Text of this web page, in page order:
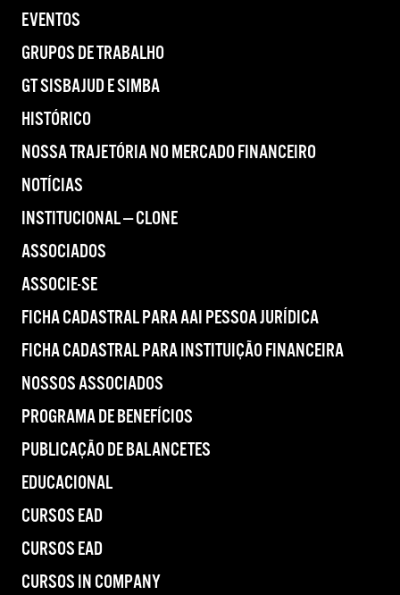
EVENTOS
GRUPOS DE TRABALHO
GT SISBAJUD E SIMBA
HISTÓRICO
NOSSA TRAJETÓRIA NO MERCADO FINANCEIRO
NOTÍCIAS
INSTITUCIONAL — CLONE
ASSOCIADOS
ASSOCIE-SE
FICHA CADASTRAL PARA AAI PESSOA JURÍDICA
FICHA CADASTRAL PARA INSTITUIÇÃO FINANCEIRA
NOSSOS ASSOCIADOS
PROGRAMA DE BENEFÍCIOS
PUBLICAÇÃO DE BALANCETES
EDUCACIONAL
CURSOS EAD
CURSOS EAD
CURSOS IN COMPANY